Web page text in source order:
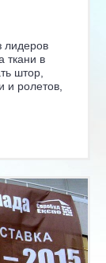
лидеров
ткани в
штор,
и ролетов,